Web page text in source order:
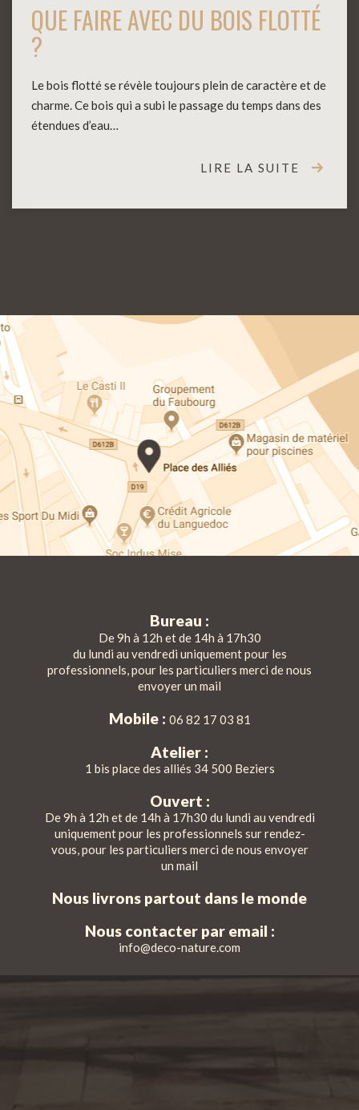
QUE FAIRE AVEC DU BOIS FLOTTÉ
?
Le bois flotté se révèle toujours plein de caractère et de
charme. Ce bois qui a subi le passage du temps dans des
étendues d’eau…
LIRE LA SUITE
Bureau :
De 9h à 12h et de 14h à 17h30
du lundi au vendredi uniquement pour les
professionnels, pour les particuliers merci de nous
envoyer un mail
Mobile : 06 82 17 03 81
Atelier :
1 bis place des alliés 34 500 Beziers
Ouvert :
De 9h à 12h et de 14h à 17h30 du lundi au vendredi
uniquement pour les professionnels sur rendez-
vous, pour les particuliers merci de nous envoyer
un mail
Nous livrons partout dans le monde
Nous contacter par email :
info@deco-nature.com